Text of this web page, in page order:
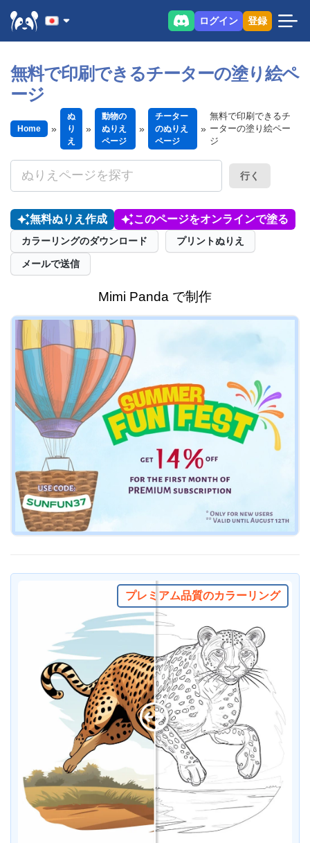
ログイン 登録
無料で印刷できるチーターの塗り絵ペ
ージ
Home
ぬ
り
え
動物の
ぬりえ
ページ
チーター
のぬりえ
ページ
無料で印刷できるチ
ーターの塗り絵ペー
ジ
行く
無料ぬりえ作成 このページをオンラインで塗る
カラーリングのダウンロード プリントぬりえ
メールで送信
Mimi Panda で制作
プレミアム品質のカラーリング